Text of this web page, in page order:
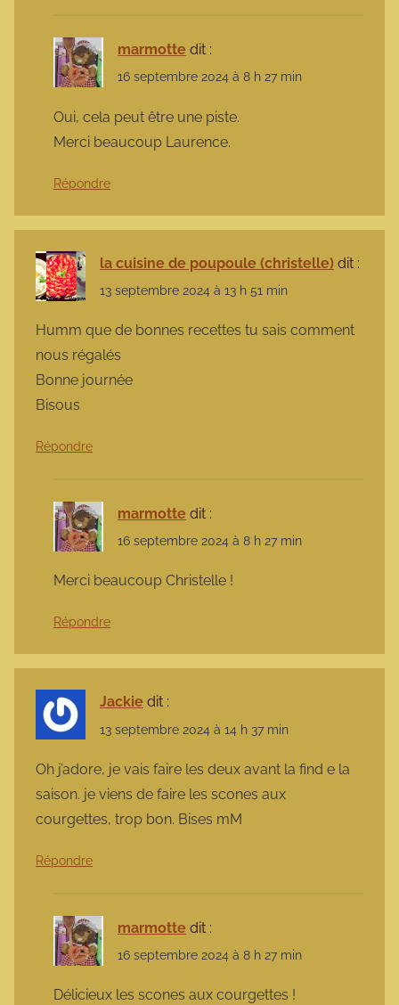
marmotte dit :
16 septembre 2024 à 8 h 27 min
Oui, cela peut être une piste.
Merci beaucoup Laurence.
Répondre
la cuisine de poupoule (christelle) dit :
13 septembre 2024 à 13 h 51 min
Humm que de bonnes recettes tu sais comment
nous régalés
Bonne journée
Bisous
Répondre
marmotte dit :
16 septembre 2024 à 8 h 27 min
Merci beaucoup Christelle !
Répondre
Jackie dit :
13 septembre 2024 à 14 h 37 min
Oh j’adore, je vais faire les deux avant la find e la
saison. je viens de faire les scones aux
courgettes, trop bon. Bises mM
Répondre
marmotte dit :
16 septembre 2024 à 8 h 27 min
Délicieux les scones aux courgettes !